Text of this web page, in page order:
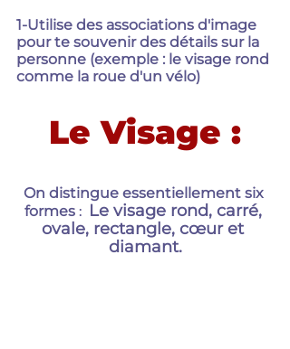
1-Utilise des associations d'image
pour te souvenir des détails sur la
personne (exemple : le visage rond
comme la roue d'un vélo)
Le Visage :
On distingue essentiellement six
formes : Le visage rond, carré,
ovale, rectangle, cœur et
diamant.